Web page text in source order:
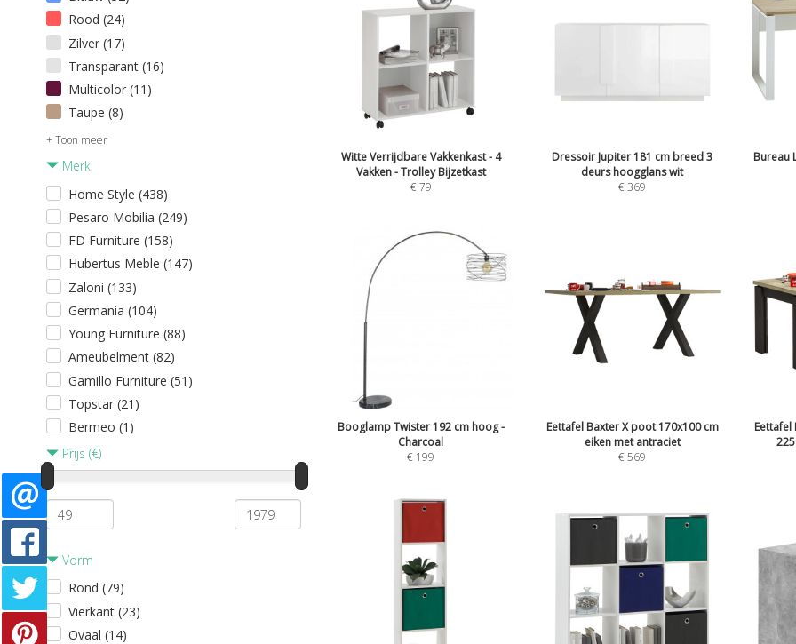
Rood (24)
Zilver (17)
Transparant (16)
Multicolor (11)
Taupe (8)
+ Toon meer
Merk
Home Style (438)
Pesaro Mobilia (249)
FD Furniture (158)
Hubertus Meble (147)
Zaloni (133)
Germania (104)
Young Furniture (88)
Ameubelment (82)
Gamillo Furniture (51)
Topstar (21)
Bermeo (1)
Prijs (€)
Vorm
Rond (79)
Vierkant (23)
Ovaal (14)
Witte Verrijdbare Vakkenkast - 4
Vakken - Trolley Bijzetkast
€79
Dressoir Jupiter 181 cm breed 3
deurs hoogglans wit
€369
Bureau
Booglamp Twister 192 cm hoog -
Charcoal
€ 199
Eettafel Baxter X poot 170x100 cm
eiken met antraciet
€569